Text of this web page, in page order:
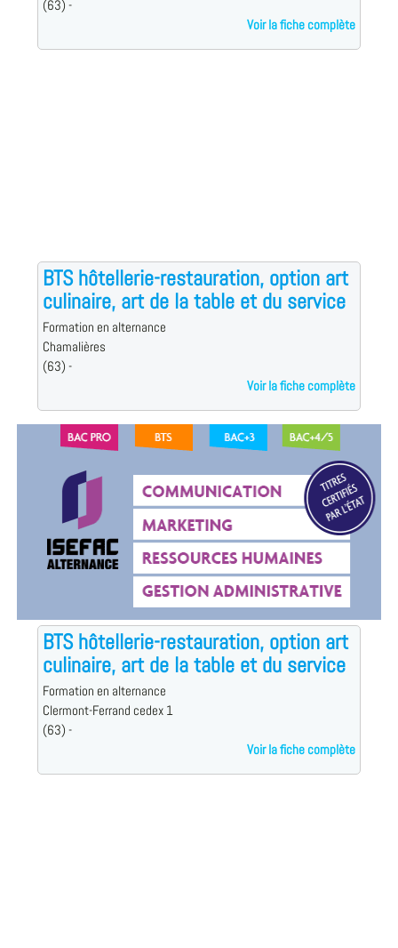
(63) -
Voir la fiche complète
BTS hôtellerie-restauration, option art
culinaire, art de la table et du service
Formation en alternance
Chamalières
(63) -
Voir la fiche complète
BTS hôtellerie-restauration, option art
culinaire, art de la table et du service
Formation en alternance
Clermont-Ferrand cedex 1
(63) -
Voir la fiche complète